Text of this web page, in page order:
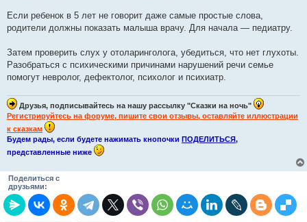
Если ребенок в 5 лет не говорит даже самые простые слова,
родители должны показать малыша врачу. Для начала — педиатру.
Затем проверить слух у отоларинголога, убедиться, что нет глухоты.
Разобраться с психическими причинами нарушений речи семье
помогут невролог, дефектолог, психолог и психиатр.
Друзья, подписывайтесь на нашу рассылку "Сказки на ночь"
Регистрируйтесь на форуме, пишите свои отзывы, оставляйте иллюстрации
к сказкам
Будем рады, если будете нажимать кнопочки ПОДЕЛИТЬСЯ,
представленные ниже
Поделиться с
друзьями: